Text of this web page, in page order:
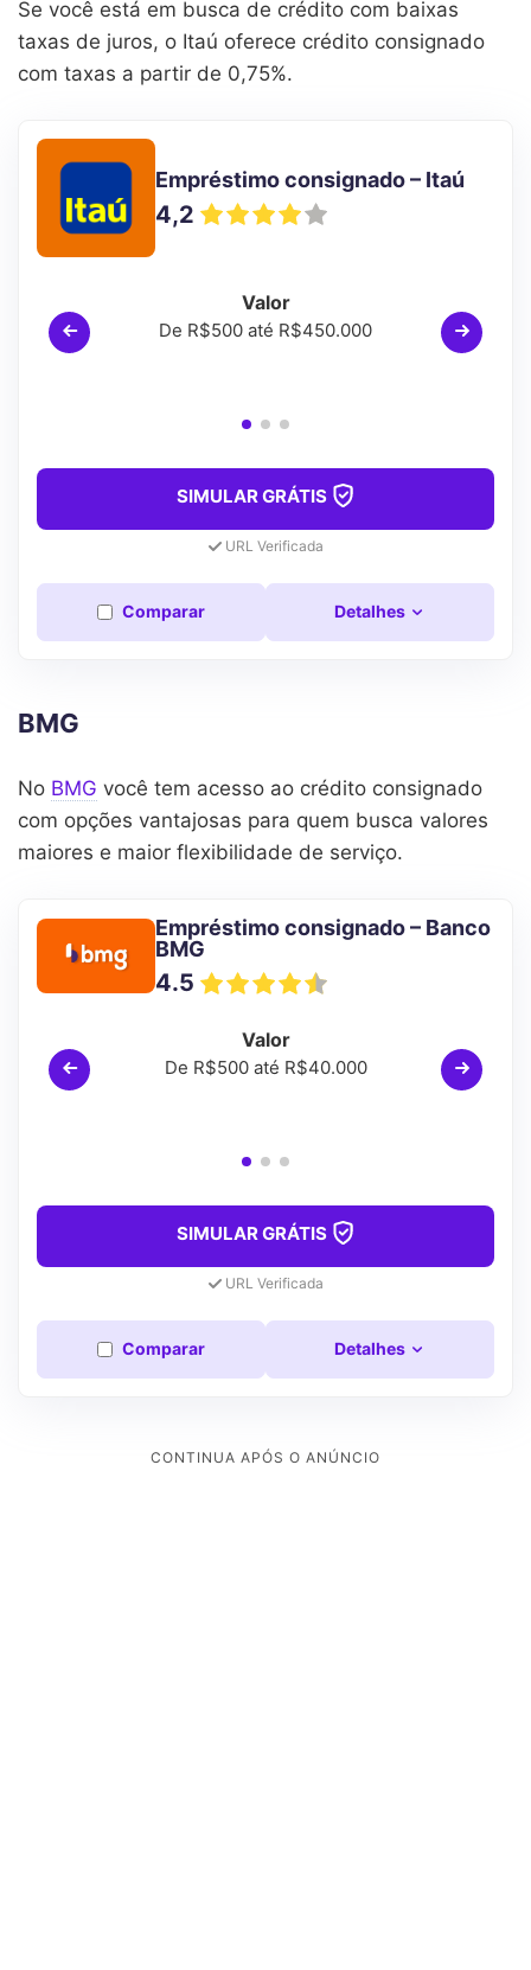
Se você está em busca de crédito com baixas
taxas de juros, o Itaú oferece crédito consignado
com taxas a partir de 0,75%.
Empréstimo consignado – Itaú
4,2
Valor
De R$500 até R$450.000
SIMULAR GRÁTIS
URL Verificada
Comparar Detalhes
BMG
No BMG você tem acesso ao crédito consignado
com opções vantajosas para quem busca valores
maiores e maior flexibilidade de serviço.
Empréstimo consignado – Banco
BMG
4.5
Valor
De R$500 até R$40.000
SIMULAR GRÁTIS
URL Verificada
Comparar Detalhes